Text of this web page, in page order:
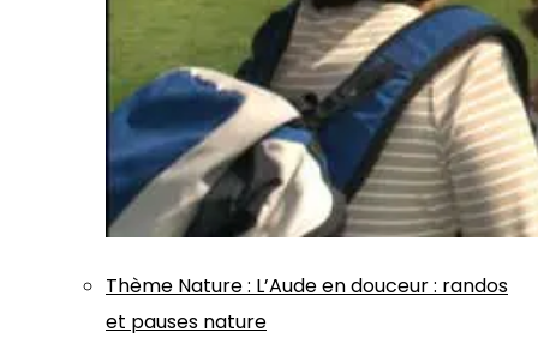
Thème Nature: L’Aude en douceur : randos
et pauses nature